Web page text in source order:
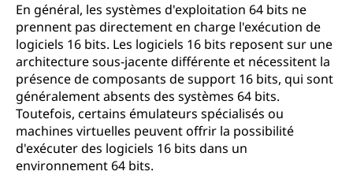
En général, les systèmes d'exploitation 64 bits ne
prennent pas directement en charge l'exécution de
logiciels 16 bits. Les logiciels 16 bits reposent sur une
architecture sous-jacente différente et nécessitent la
présence de composants de support 16 bits, qui sont
généralement absents des systèmes 64 bits.
Toutefois, certains émulateurs spécialisés ou
machines virtuelles peuvent offrir la possibilité
d'exécuter des logiciels 16 bits dans un
environnement 64 bits.